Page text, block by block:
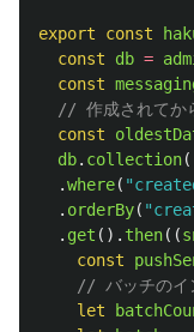
export const
const
db =
const
// 作成されてか
const
db. collection(
.where( "
. orderBy( "
. get (). then((
const
// バッチのイ
let